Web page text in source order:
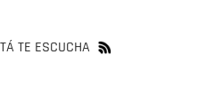
TE ESCUCHA